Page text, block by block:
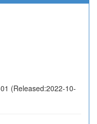
(Released:2022-10-